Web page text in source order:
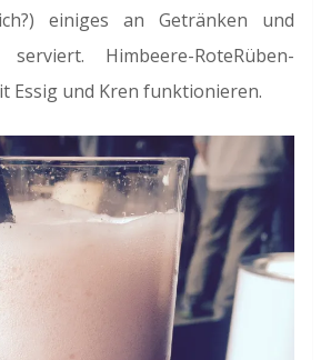
einiges an Getränken und
Himbeere-RoteRüben-
Essig und Kren funktionieren.